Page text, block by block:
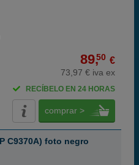
89,50 €
73,97 € iva ex
RECÍBELO EN 24 HORAS
comprar >
C9370A) foto negro